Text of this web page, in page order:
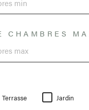
CHAMBRES
Terrasse Jardin